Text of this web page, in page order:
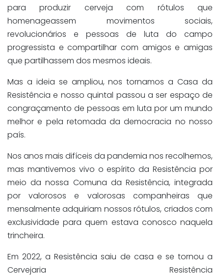
para produzir cerveja com rótulos que
homenageassem movimentos sociais,
revolucionários e pessoas de luta do campo
progressista e compartilhar com amigos e amigas
que partilhassem dos mesmos ideais.
Mas a ideia se ampliou, nos tornamos a Casa da
Resistência e nosso quintal passou a ser espaço de
congraçamento de pessoas em luta por um mundo
melhor e pela retomada da democracia no nosso
país.
Nos anos mais difíceis da pandemia nos recolhemos,
mas mantivemos vivo o espírito da Resistência por
meio da nossa Comuna da Resistência, integrada
por valorosos e valorosas companheiras que
mensalmente adquiriam nossos rótulos, criados com
exclusividade para quem estava conosco naquela
trincheira.
Em 2022, a Resistência saiu de casa e se tornou a
Cervejaria Resistência